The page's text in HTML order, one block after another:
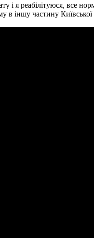
я реабілітуюся, все
іншу частину